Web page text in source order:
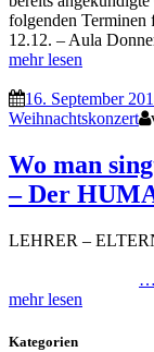
folgenden Terminen
12.12. – Aula
mehr lesen
16. September
Weihnachtskonzert
Wo man
– Der
LEHRER –
…
mehr lesen
Kategorien